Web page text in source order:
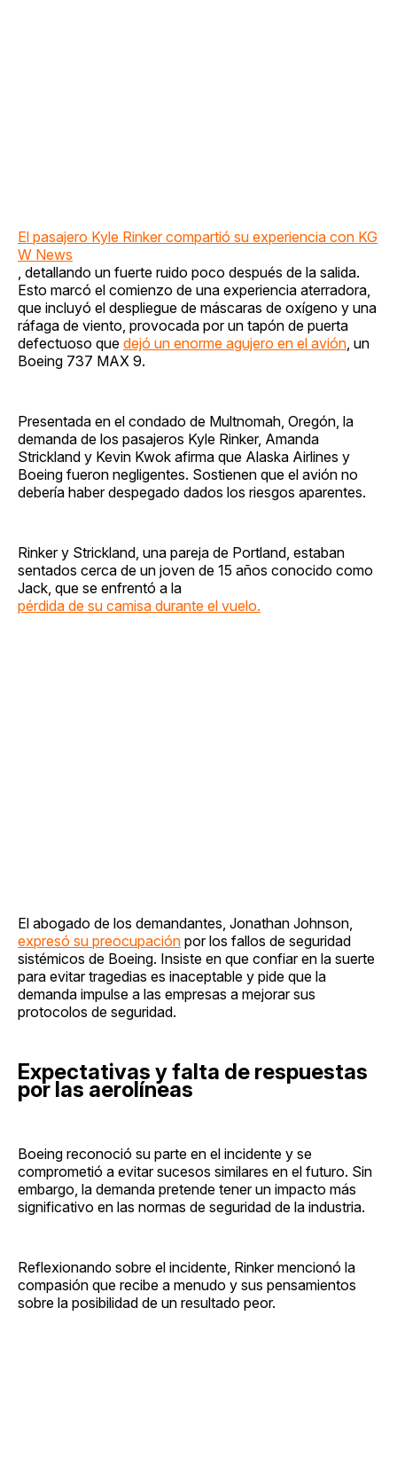
El pasajero Kyle Rinker compartió su experiencia con KG
W News
, detallando un fuerte ruido poco después de la salida.
Esto marcó el comienzo de una experiencia aterradora,
que incluyó el despliegue de máscaras de oxígeno y una
ráfaga de viento, provocada por un tapón de puerta
defectuoso que dejó un enorme agujero en el avión , un
Boeing 737 MAX 9.
Presentada en el condado de Multnomah, Oregón, la
demanda de los pasajeros Kyle Rinker, Amanda
Strickland y Kevin Kwok afirma que Alaska Airlines y
Boeing fueron negligentes. Sostienen que el avión no
debería haber despegado dados los riesgos aparentes.
Rinker y Strickland, una pareja de Portland, estaban
sentados cerca de un joven de 15 años conocido como
Jack, que se enfrentó a la
pérdida de su camisa durante el vuelo.
El abogado de los demandantes, Jonathan Johnson,
expresó su preocupación por los fallos de seguridad
sistémicos de Boeing. Insiste en que confiar en la suerte
para evitar tragedias es inaceptable y pide que la
demanda impulse a las empresas a mejorar sus
protocolos de seguridad.
Expectativas y falta de respuestas
por las aerolíneas
Boeing reconoció su parte en el incidente y se
comprometió a evitar sucesos similares en el futuro. Sin
embargo, la demanda pretende tener un impacto más
significativo en las normas de seguridad de la industria.
Reflexionando sobre el incidente, Rinker mencionó la
compasión que recibe a menudo y sus pensamientos
sobre la posibilidad de un resultado peor.